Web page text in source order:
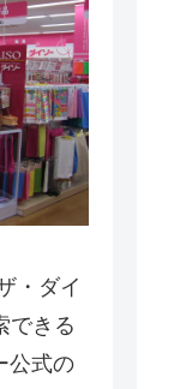
・ダイ
できる
公式の